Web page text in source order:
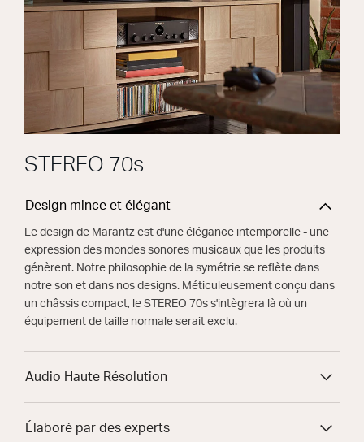
STEREO 70s
Design mince et élégant
Le design de Marantz est d'une élégance intemporelle - une
expression des mondes sonores musicaux que les produits
génèrent. Notre philosophie de la symétrie se reflète dans
notre son et dans nos designs. Méticuleusement conçu dans
un châssis compact, le STEREO 70s s'intègrera là où un
équipement de taille normale serait exclu.
Audio Haute Résolution
Élaboré par des experts